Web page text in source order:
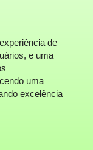
de
e uma
uma
excelência